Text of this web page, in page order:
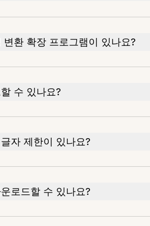
환 확장 프로그램이 있나요?
수 있나요?
자 제한이 있나요?
로드할 수 있나요?